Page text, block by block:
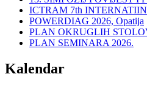
ICTRAM 7th
POWERDIAG 2026, Opatija
PLAN OKRUGLIH
PLAN SEMINARA 2026.
Kalendar